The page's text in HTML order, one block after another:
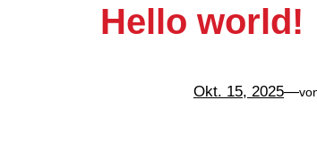
Hello world!
Okt. 15, 2025—